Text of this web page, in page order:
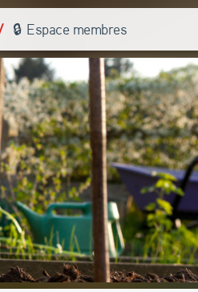
Espace membres